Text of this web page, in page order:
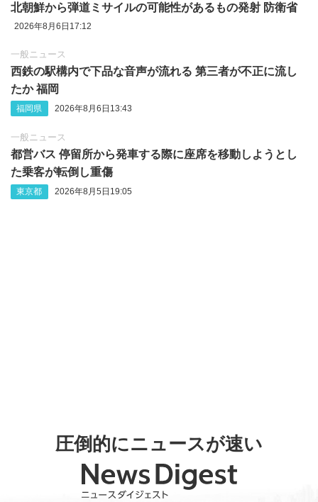
北朝鮮から弾道ミサイルの可能性があるもの発射 防衛省
2026年8月6日17:12
一般ニュース
西鉄の駅構内で下品な音声が流れる 第三者が不正に流し
たか 福岡
福岡県 2026年8月6日13:43
一般ニュース
都営バス 停留所から発車する際に座席を移動しようとし
た乗客が転倒し重傷
東京都 2026年8月5日19:05
圧倒的にニュースが速い